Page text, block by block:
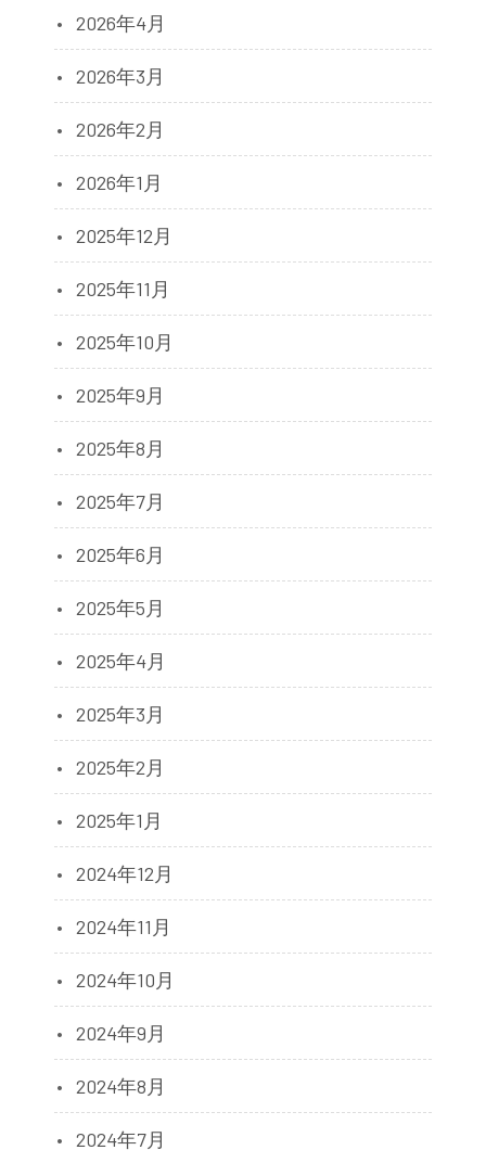
2026年4月
2026年3月
2026年2月
2026年1月
2025年12月
2025年11月
2025年10月
2025年9月
2025年8月
2025年7月
2025年6月
2025年5月
2025年4月
2025年3月
2025年2月
2025年1月
2024年12月
2024年11月
2024年10月
2024年9月
2024年8月
2024年7月